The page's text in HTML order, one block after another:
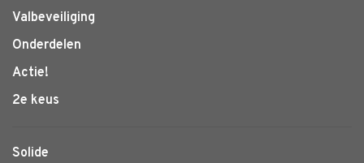
Valbeveiliging
Onderdelen
Actie!
2e keus
Solide